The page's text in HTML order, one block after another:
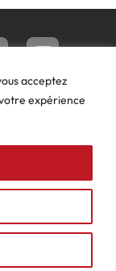
acceptez
expérience